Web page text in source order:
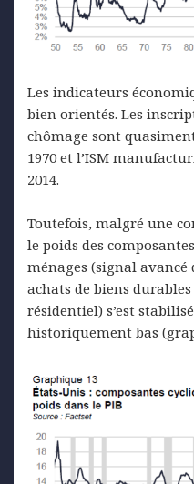
Les indicateurs
bien orientés. Les
chômage sont
1970 et l’ISM
2014.
Toutefois, malgré une
le poids des
ménages (signal
achats de biens
résidentiel) s’est
historiquement bas